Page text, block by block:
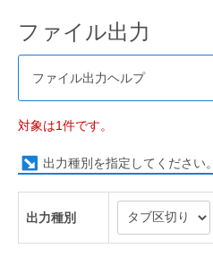
ファイル出力
ファイル出力ヘルプ
対象は1件です。
出力種別を指定してください。
出力種別